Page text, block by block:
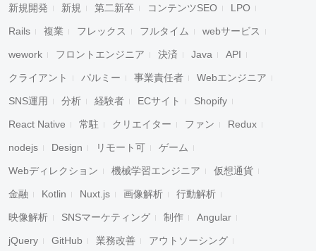
新規開発 新規 第二新卒 コンテンツSEO LPO
Rails 複業 フレックス フルタイム webサービス
wework フロントエンジニア 決済 Java API
クライアント パルミー 事業責任者 Webエンジニア
SNS運用 分析 経験者 ECサイト Shopify
React Native 常駐 クリエイター ファン Redux
nodejs Design リモート可 ゲーム
Webディレクション 機械学習エンジニア 仮想通貨
金融 Kotlin Nuxt.js 画像解析 行動解析
映像解析 SNSマーケティング 制作 Angular
jQuery GitHub 業務改善 アウトソーシング